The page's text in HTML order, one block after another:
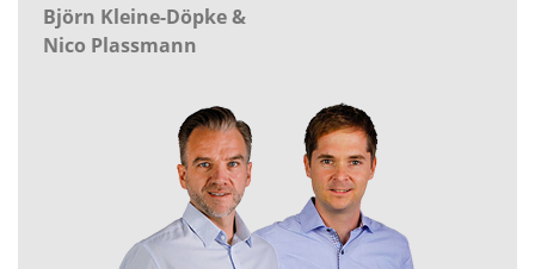
Björn Kleine-Döpke &
Nico Plassmann